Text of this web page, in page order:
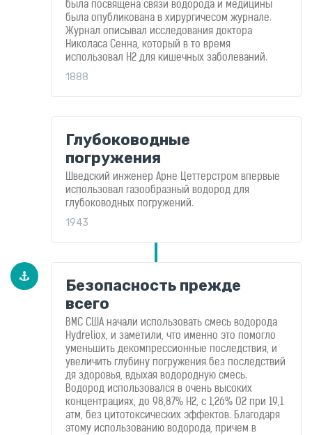
была посвящена связи водорода и медицины
была опубликована в хирургичесом журнале.
Журнал описывал исследования доктора
Николаса Сенна, который в то время
использовал H2 для кишечных заболеваний.
1888
Глубоководные
погружения
Шведский инженер Арне Цеттерстром впервые
использовал газообразный водород для
глубоководных погружений.
1943
Безопасность прежде
всего
ВМС США начали использовать смесь водорода
Hydreliox, и заметили, что именно это помогло
уменьшить декомпрессионные последствия, и
увеличить глубину погружения без последствий
дя здоровья, вдыхая водородную смесь.
Водород использовался в очень высоких
концентрациях, до 98,87% H2, с 1,26% O2 при 19,1
атм, без цитотоксических эффектов. Благодаря
этому использованию водорода, причем в